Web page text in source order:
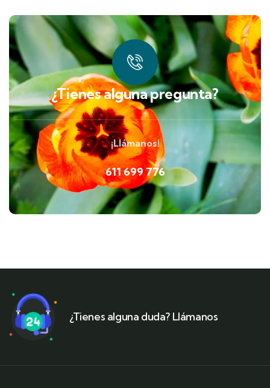
¿Tienes alguna pregunta?
¡Llámanos!
611 699 776
¿Tienes alguna duda? Llámanos